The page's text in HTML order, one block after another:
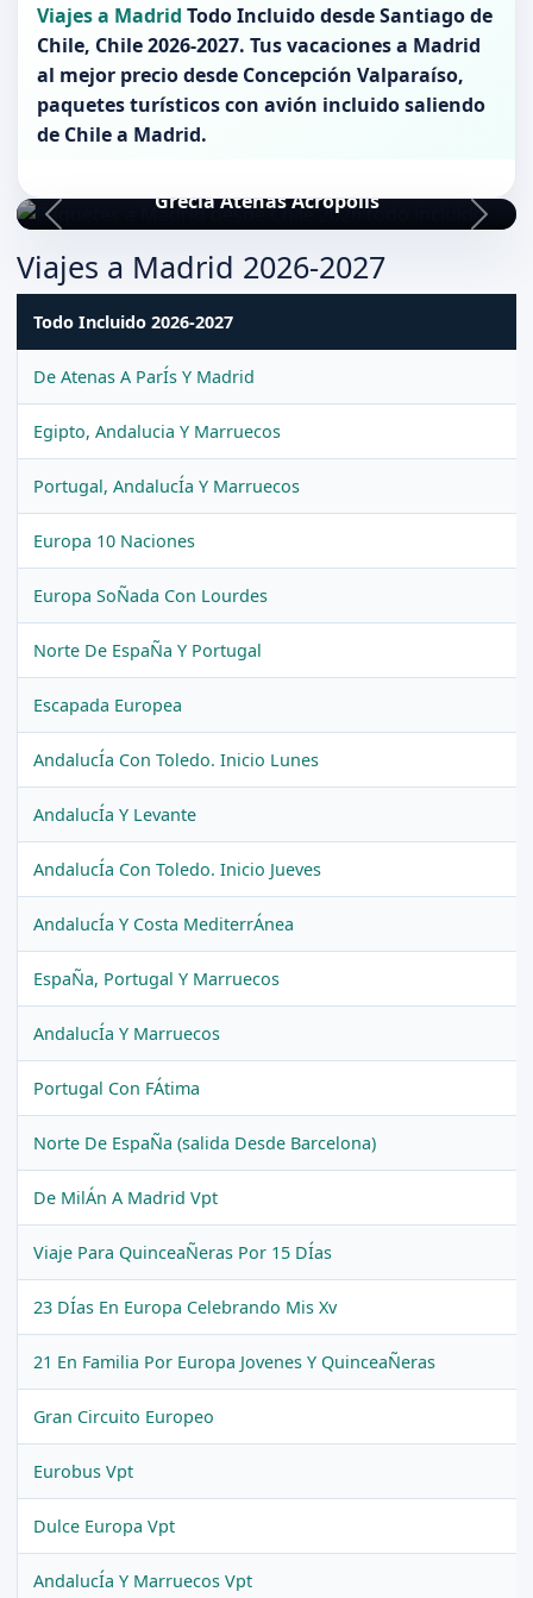
Viajes a Madrid Todo Incluido desdeSantiago de
Chile, Chile 2026-2027. Tus vacaciones a Madrid
al mejor precio desde Concepción Valparaíso,
paquetes turísticos con avión incluido saliendo
de Chilea Madrid.
Grecia Atenas Acropolis
Viajes a Madrid 2026-2027
Todo Incluido 2026-2027
De Atenas A ParÍs Y Madrid
Egipto, Andalucia Y Marruecos
Portugal, AndalucÍa Y Marruecos
Europa 10 Naciones
Europa SoÑada Con Lourdes
Norte De EspaÑa Y Portugal
Escapada Europea
AndalucÍa Con Toledo. Inicio Lunes
AndalucÍa Y Levante
AndalucÍa Con Toledo. Inicio Jueves
AndalucÍa Y Costa MediterrÁnea
EspaÑa, Portugal Y Marruecos
AndalucÍa Y Marruecos
Portugal Con FÁtima
Norte De EspaÑa (salida Desde Barcelona)
De MilÁn A Madrid Vpt
Viaje Para QuinceaÑeras Por 15 DÍas
23 DÍas En Europa Celebrando Mis Xv
21 En Familia Por Europa Jovenes Y QuinceaÑeras
Gran Circuito Europeo
Eurobus Vpt
Dulce Europa Vpt
AndalucÍa Y Marruecos Vpt